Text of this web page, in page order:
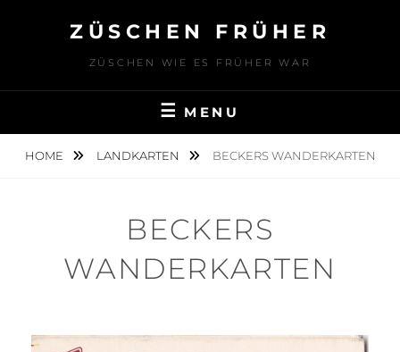
ZÜSCHEN FRÜHER
ZÜSCHEN WIE ES FRÜHER WAR
MENU
HOME LANDKARTEN BECKERS WANDERKARTEN
BECKERS
WANDERKARTEN